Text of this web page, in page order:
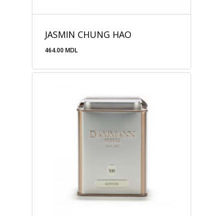
JASMIN CHUNG HAO
464.00 MDL